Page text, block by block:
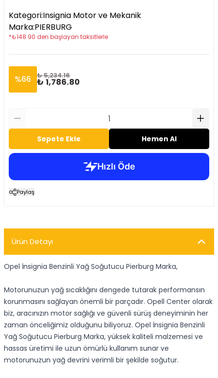
Kategori:Insignia Motor ve Mekanik
Marka:PIERBURG
*₺148.90 den başlayan taksitlerle
%66 ₺ 5,234.16
₺ 1,786.80
Sepete Ekle Hemen Al
Paylaş
Ürün Detayı
Opel İnsignia Benzinli Yağ Soğutucu Pierburg Marka,
Motorunuzun yağ sıcaklığını dengede tutarak performansın
korunmasını sağlayan önemli bir parçadır. Opell Center olarak
biz, aracınızın motor sağlığı ve güvenli sürüş deneyiminin her
zaman önceliğimiz olduğunu biliyoruz. Opel İnsignia Benzinli
Yağ Soğutucu Pierburg Marka, yüksek kaliteli malzemesi ve
hassas üretimi ile uzun ömürlü kullanım sunar ve
motorunuzun yağ devrini verimli bir şekilde soğutur.